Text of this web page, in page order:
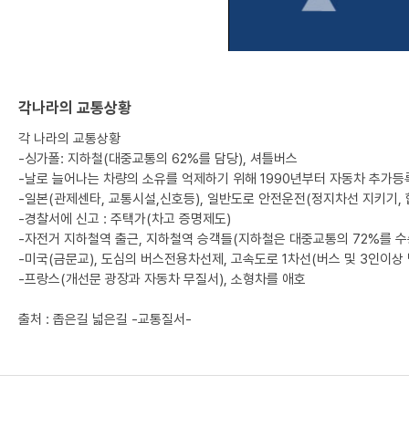
각나라의 교통상황
각 나라의 교통상황
-싱가폴: 지하철(대중교통의 62%를 담당), 셔틀버스
-날로 늘어나는 차량의 소유를 억제하기 위해 1990년부터 자동차 추가
-일본(관제센타, 교통시설,신호등), 일반도로 안전운전(정지차선 지키
-경찰서에 신고 : 주택가(차고 증명제도)
-자전거 지하철역 출근, 지하철역 승객들(지하철은 대중교통의 72%를
-미국(금문교), 도심의 버스전용차선제, 고속도로 1차선(버스 및 3인이상
-프랑스(개선문 광장과 자동차 무질서), 소형차를 애호
출처 : 좁은길 넓은길 -교통질서-